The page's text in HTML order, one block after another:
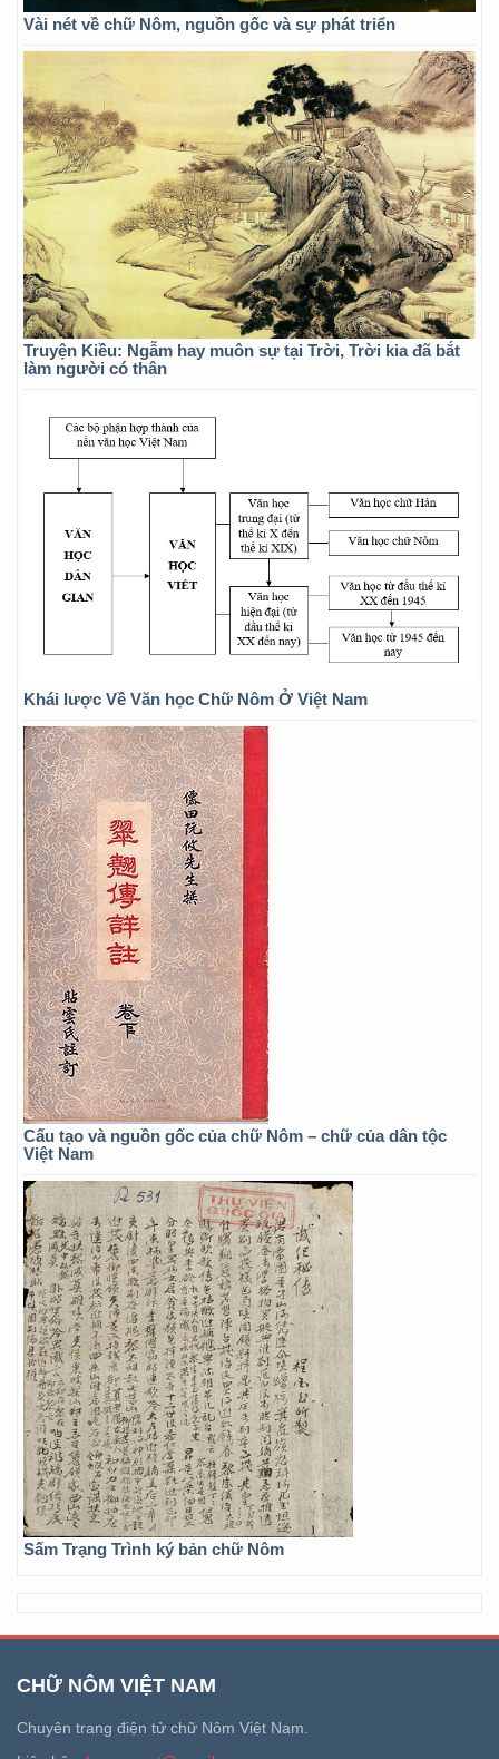
Vài nét về chữ Nôm, nguồn gốc và sự phát triển
Truyện Kiều: Ngẫm hay muôn sự tại Trời, Trời kia đã bắt
làm người có thân
Khái lược Về Văn học Chữ Nôm Ở Việt Nam
Cấu tạo và nguồn gốc của chữ Nôm – chữ của dân tộc
Việt Nam
Sấm Trạng Trình ký bản chữ Nôm
CHỮ NÔM VIỆT NAM
Chuyên trang điện tử chữ Nôm Việt Nam.